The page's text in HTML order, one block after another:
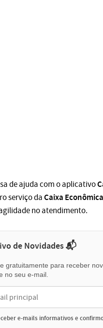
de ajuda com o aplicativo
serviço daCaixa
no atendimento.
de Novidades 📬
gratuitamente para receber
no seu e-mail.
e-mails informativos e